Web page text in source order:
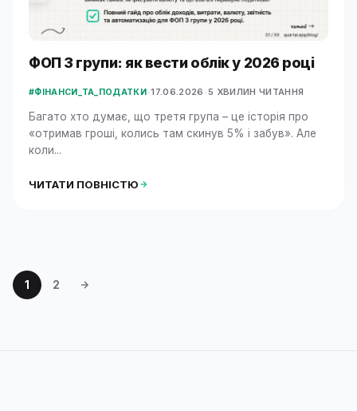
ФОП 3 групи: як вести облік у 2026 році
#ФІНАНСИ_ТА_ПОДАТКИ •17.06.2026 5 ХВИЛИН ЧИТАННЯ
Багато хто думає, що третя група – це історія про
«отримав гроші, колись там скинув 5% і забув». Але
коли...
ЧИТАТИ ПОВНІСТЮ
1 2